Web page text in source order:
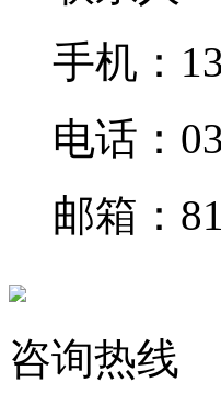
手机：
电话：
邮箱：
咨询热线